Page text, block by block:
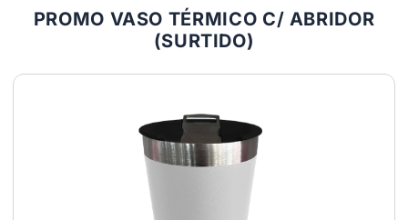
PROMO VASO TÉRMICO C/ ABRIDOR
(SURTIDO)